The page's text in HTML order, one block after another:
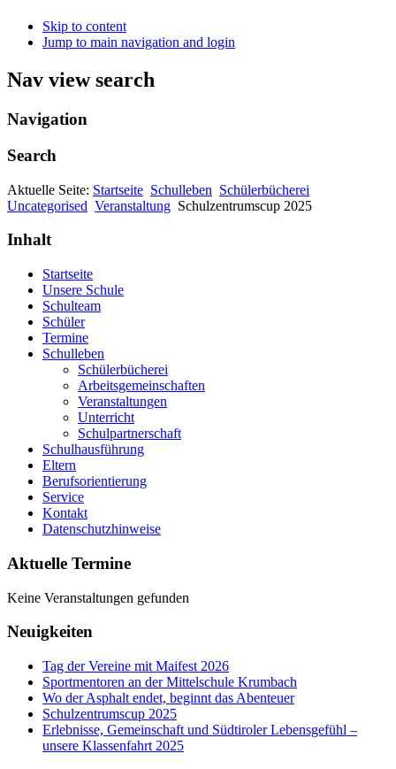
Skip to content
Jump to main navigation and login
Nav view search
Navigation
Search
Aktuelle Seite: Startseite Schulleben Schülerbücherei
Uncategorised Veranstaltung Schulzentrumscup 2025
Inhalt
Startseite
Unsere Schule
Schulteam
Schüler
Termine
Schulleben
Schülerbücherei
Arbeitsgemeinschaften
Veranstaltungen
Unterricht
Schulpartnerschaft
Schulhausführung
Eltern
Berufsorientierung
Service
Kontakt
Datenschutzhinweise
Aktuelle Termine
Keine Veranstaltungen gefunden
Neuigkeiten
Tag der Vereine mit Maifest 2026
Sportmentoren an der Mittelschule Krumbach
Wo der Asphalt endet, beginnt das Abenteuer
Schulzentrumscup 2025
Erlebnisse, Gemeinschaft und Südtiroler Lebensgefühl –
unsere Klassenfahrt 2025